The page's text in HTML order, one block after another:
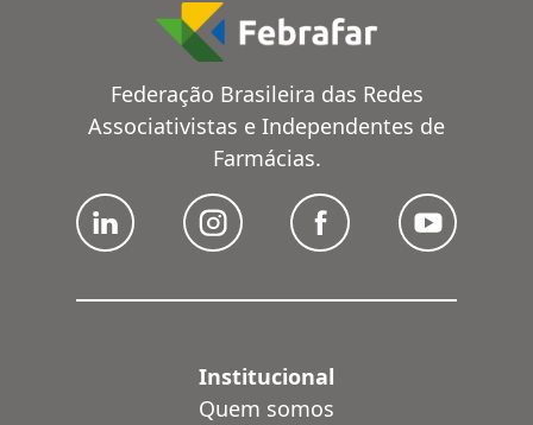
Federação Brasileira das Redes
Associativistas e Independentes de
Farmácias.
Institucional
Quem somos